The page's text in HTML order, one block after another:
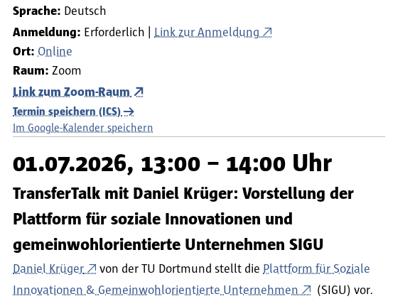
Sprache: Deutsch
Anmeldung: Erforderlich
Link zur Anmeldung
Ort: Online
Raum: Zoom
Link zum Zoom-Raum
Termin speichern (ICS)
Im Google-Kalender speichern
01.07.2026, 13:00 – 14:00 Uhr
TransferTalk mit Daniel Krüger: Vorstellung der
Plattform für soziale Innovationen und
gemeinwohlorientierte Unternehmen SIGU
Daniel Krüger von der TU Dortmund stellt die Plattform für Soziale
Innovationen & Gemeinwohlorientierte Unternehmen
(SIGU) vor.